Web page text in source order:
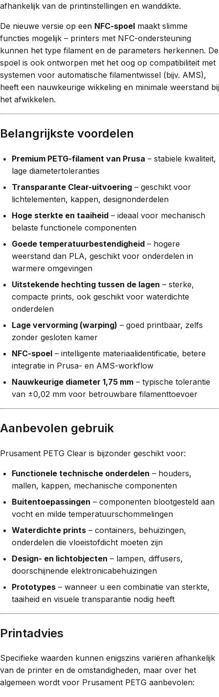
afhankelijk van de printinstellingen en wanddikte.
De nieuwe versie op een NFC-spoel maakt slimme
functies mogelijk – printers met NFC-ondersteuning
kunnen het type filament en de parameters herkennen. De
spoel is ook ontworpen met het oog op compatibiliteit met
systemen voor automatische filamentwissel (bijv. AMS),
heeft een nauwkeurige wikkeling en minimale weerstand bij
het afwikkelen.
Belangrijkste voordelen
Premium PETG-filament van Prusa – stabiele kwaliteit,
lage diametertoleranties
Transparante Clear-uitvoering – geschikt voor
lichtelementen, kappen, designonderdelen
Hoge sterkte en taaiheid – ideaal voor mechanisch
belaste functionele componenten
Goede temperatuurbestendigheid – hogere
weerstand dan PLA, geschikt voor onderdelen in
warmere omgevingen
Uitstekende hechting tussen de lagen – sterke,
compacte prints, ook geschikt voor waterdichte
onderdelen
Lage vervorming (warping) – goed printbaar, zelfs
zonder gesloten kamer
NFC-spoel – intelligente materiaalidentificatie, betere
integratie in Prusa- en AMS-workflow
Nauwkeurige diameter 1,75 mm – typische tolerantie
van ±0,02 mm voor betrouwbare filamenttoevoer
Aanbevolen gebruik
Prusament PETG Clear is bijzonder geschikt voor:
Functionele technische onderdelen – houders,
mallen, kappen, mechanische componenten
Buitentoepassingen – componenten blootgesteld aan
vocht en milde temperatuurschommelingen
Waterdichte prints – containers, behuizingen,
onderdelen die vloeistofdicht moeten zijn
Design- en lichtobjecten – lampen, diffusers,
doorschijnende elektronicabehuizingen
Prototypes – wanneer u een combinatie van sterkte,
taaiheid en visuele transparantie nodig heeft
Printadvies
Specifieke waarden kunnen enigszins variëren afhankelijk
van de printer en de omstandigheden, maar over het
algemeen wordt voor Prusament PETG aanbevolen: